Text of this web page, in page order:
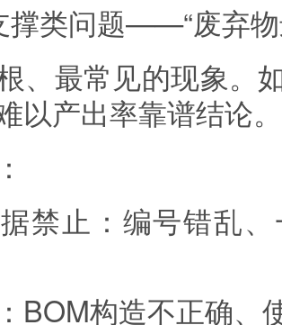
撑类问题——“废弃物
、最常见的现象。
以产出率靠谱结论。
禁止：编号错乱
BOM构造不正确、